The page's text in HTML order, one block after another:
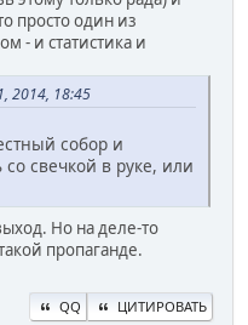
просто один из
- и статистика и
2014, 18:45
собор и
со свечкой в руке, или
Но на деле-то
пропаганде.
QQ ЦИТИРОВАТЬ